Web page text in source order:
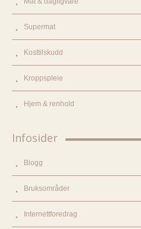
Supermat
Kosttilskudd
Kroppspleie
Hjem & renhold
Infosider
Blogg
Bruksområder
Internettforedrag